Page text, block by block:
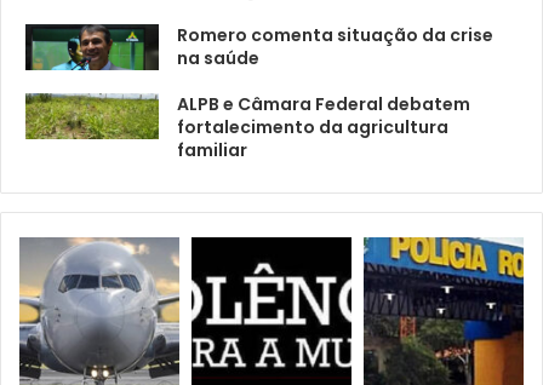
Romero comenta situação da crise
na saúde
ALPB e Câmara Federal debatem
fortalecimento da agricultura
familiar